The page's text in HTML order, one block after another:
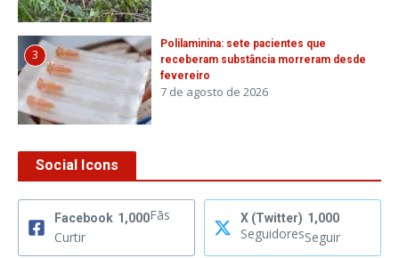
3
Polilaminina: sete pacientes que
receberam substância morreram desde
fevereiro
7 de agosto de 2026
Social Icons
Facebook 1,000Fãs
Curtir
X (Twitter) 1,000
SeguidoresSeguir